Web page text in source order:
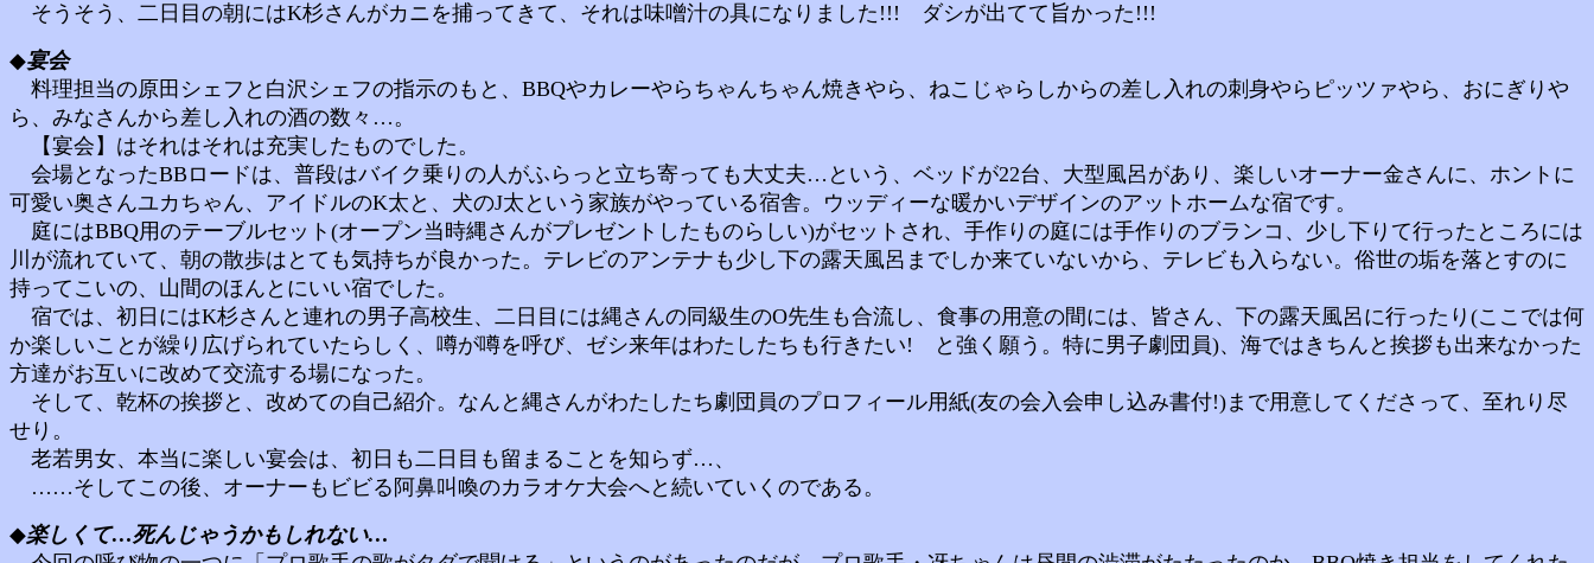
そうそう、二日目の朝にはK杉さんがカニを捕ってきて、それは味噌汁の具になりました!!! ダシが出てて旨かった!!!
◆宴会
料理担当の原田シェフと白沢シェフの指示のもと、BBQやカレーやらちゃんちゃん焼きやら、ねこじゃらしからの差し入れの刺身やらピッツァやら、おにぎりや
ら、みなさんから差し入れの酒の数々…。
【宴会】はそれはそれは充実したものでした。
会場となったBBロードは、普段はバイク乗りの人がふらっと立ち寄っても大丈夫…という、ベッドが22台、大型風呂があり、楽しいオーナー金さんに、ホントに
可愛い奥さんユカちゃん、アイドルのK太と、犬のJ太という家族がやっている宿舎。ウッディーな暖かいデザインのアットホームな宿です。
庭にはBBQ用のテーブルセット(オープン当時縄さんがプレゼントしたものらしい)がセットされ、手作りの庭には手作りのブランコ、少し下りて行ったところには
川が流れていて、朝の散歩はとても気持ちが良かった。テレビのアンテナも少し下の露天風呂までしか来ていないから、テレビも入らない。俗世の垢を落とすのに
持ってこいの、山間のほんとにいい宿でした。
宿では、初日にはK杉さんと連れの男子高校生、二日目には縄さんの同級生のO先生も合流し、食事の用意の間には、皆さん、下の露天風呂に行ったり(ここでは何
か楽しいことが繰り広げられていたらしく、噂が噂を呼び、ゼシ来年はわたしたちも行きたい! と強く願う。特に男子劇団員)、海ではきちんと挨拶も出来なかった
方達がお互いに改めて交流する場になった。
そして、乾杯の挨拶と、改めての自己紹介。なんと縄さんがわたしたち劇団員のプロフィール用紙(友の会入会申し込み書付!)まで用意してくださって、至れり尽
せり。
老若男女、本当に楽しい宴会は、初日も二日目も留まることを知らず…、
……そしてこの後、オーナーもビビる阿鼻叫喚のカラオケ大会へと続いていくのである。
◆楽しくて…死んじゃうかもしれない…